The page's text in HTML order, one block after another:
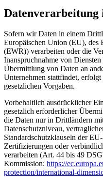
Sofern wir Daten in einem
Europäischen Union (EU), des
(EWR)) verarbeiten oder die
Inanspruchnahme von
Übermittlung von Daten an
Unternehmen stattfindet,
gesetzlichen Vorgaben.
Vorbehaltlich ausdrücklicher
gesetzlich erforderlicher
die Daten nur in Drittländern
Datenschutzniveau,
Standardschutzklauseln der
Zertifizierungen oder
verarbeiten (Art. 44 bis 49
Kommission: https://
protection/international-